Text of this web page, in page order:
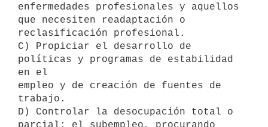
enfermedades profesionales y aquellos
que necesiten readaptación o
reclasificación profesional.
C) Propiciar el desarrollo de
políticas y programas de estabilidad
en el
empleo y de creación de fuentes de
trabajo.
D) Controlar la desocupación total o